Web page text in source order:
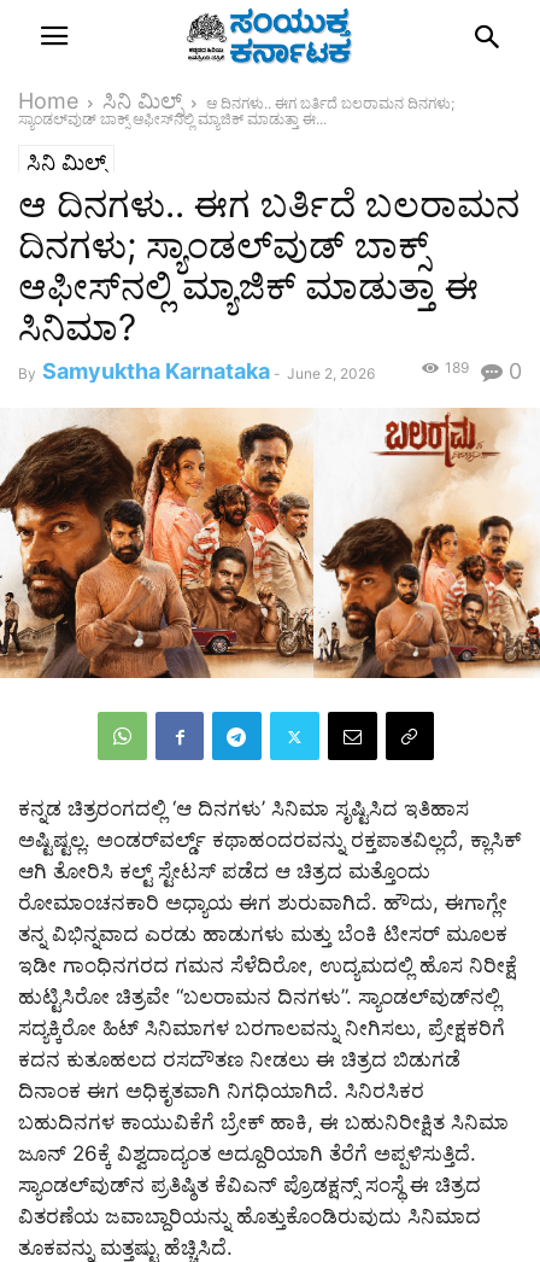
Home ಸಿನಿ ಮಿಲ್ಸ್
ಆ ದಿನಗಳು.. ಈಗ ಬರ್ತಿದೆ ಬಲರಾಮನ ದಿನಗಳು;
ಸ್ಯಾಂಡಲ್‌ವುಡ್‌ ಬಾಕ್ಸ್ ಆಫೀಸ್‌ನಲ್ಲಿ ಮ್ಯಾಜಿಕ್ ಮಾಡುತ್ತಾ ಈ...
ಸಿನಿ ಮಿಲ್ಸ್
ಆ ದಿನಗಳು.. ಈಗ ಬರ್ತಿದೆ ಬಲರಾಮನ
ದಿನಗಳು; ಸ್ಯಾಂಡಲ್‌ವುಡ್‌ ಬಾಕ್ಸ್
ಆಫೀಸ್‌ನಲ್ಲಿ ಮ್ಯಾಜಿಕ್ ಮಾಡುತ್ತಾ ಈ
ಸಿನಿಮಾ?
By Samyuktha Karnataka - June 2, 2026 0
189
ಕನ್ನಡ ಚಿತ್ರರಂಗದಲ್ಲಿ ‘ಆ ದಿನಗಳು’ ಸಿನಿಮಾ ಸೃಷ್ಟಿಸಿದ ಇತಿಹಾಸ
ಅಷ್ಟಿಷ್ಟಲ್ಲ. ಅಂಡರ್‌ವರ್ಲ್ಡ್ ಕಥಾಹಂದರವನ್ನು ರಕ್ತಪಾತವಿಲ್ಲದೆ, ಕ್ಲಾಸಿಕ್
ಆಗಿ ತೋರಿಸಿ ಕಲ್ಟ್ ಸ್ಟೇಟಸ್ ಪಡೆದ ಆ ಚಿತ್ರದ ಮತ್ತೊಂದು
ರೋಮಾಂಚನಕಾರಿ ಅಧ್ಯಾಯ ಈಗ ಶುರುವಾಗಿದೆ. ಹೌದು, ಈಗಾಗ್ಲೇ
ತನ್ನ ವಿಭಿನ್ನವಾದ ಎರಡು ಹಾಡುಗಳು ಮತ್ತು ಬೆಂಕಿ ಟೀಸರ್ ಮೂಲಕ
ಇಡೀ ಗಾಂಧಿನಗರದ ಗಮನ ಸೆಳೆದಿರೋ, ಉದ್ಯಮದಲ್ಲಿ ಹೊಸ ನಿರೀಕ್ಷೆ
ಹುಟ್ಟಿಸಿರೋ ಚಿತ್ರವೇ “ಬಲರಾಮನ ದಿನಗಳು”. ಸ್ಯಾಂಡಲ್‌ವುಡ್‌ನಲ್ಲಿ
ಸದ್ಯಕ್ಕಿರೋ ಹಿಟ್ ಸಿನಿಮಾಗಳ ಬರಗಾಲವನ್ನು ನೀಗಿಸಲು, ಪ್ರೇಕ್ಷಕರಿಗೆ
ಕದನ ಕುತೂಹಲದ ರಸದೌತಣ ನೀಡಲು ಈ ಚಿತ್ರದ ಬಿಡುಗಡೆ
ದಿನಾಂಕ ಈಗ ಅಧಿಕೃತವಾಗಿ ನಿಗಧಿಯಾಗಿದೆ. ಸಿನಿರಸಿಕರ
ಬಹುದಿನಗಳ ಕಾಯುವಿಕೆಗೆ ಬ್ರೇಕ್ ಹಾಕಿ, ಈ ಬಹುನಿರೀಕ್ಷಿತ ಸಿನಿಮಾ
ಜೂನ್ 26ಕ್ಕೆ ವಿಶ್ವದಾದ್ಯಂತ ಅದ್ದೂರಿಯಾಗಿ ತೆರೆಗೆ ಅಪ್ಪಳಿಸುತ್ತಿದೆ.
ಸ್ಯಾಂಡಲ್‌ವುಡ್‌ನ ಪ್ರತಿಷ್ಠಿತ ಕೆವಿಎನ್ ಪ್ರೊಡಕ್ಷನ್ಸ್ ಸಂಸ್ಥೆ ಈ ಚಿತ್ರದ
ವಿತರಣೆಯ ಜವಾಬ್ದಾರಿಯನ್ನು ಹೊತ್ತುಕೊಂಡಿರುವುದು ಸಿನಿಮಾದ
ತೂಕವನ್ನು ಮತ್ತಷ್ಟು ಹೆಚ್ಚಿಸಿದೆ.